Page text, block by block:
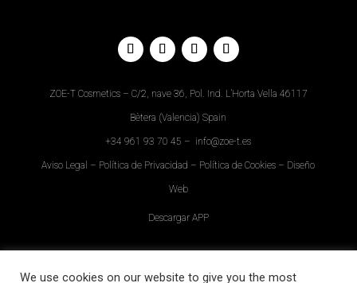
ZOE-T Cosmetics – C/2, nave 36, Pol. Ind. L’Horta Vella 46117
Bètera (Valencia) Spain
+34961 93 70 45 – info@zoe-t.es
Aviso Legal – Política de Privacidad – Política de Cookies – Diseño
Web
Descargar APP
We use cookies on our website to give you the most